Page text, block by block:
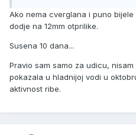
Ako nema cverglana i puno
dodje na 12mm otprilike.
Susena 10 dana...
Pravio sam samo za udicu,
pokazala u hladnijoj vodi u
aktivnost ribe.